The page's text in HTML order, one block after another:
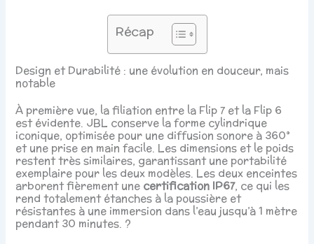
Récap
Design et Durabilité : une évolution en douceur, mais
notable
À première vue, la filiation entre la Flip 7 et la Flip 6
est évidente. JBL conserve la forme cylindrique
iconique, optimisée pour une diffusion sonore à 360°
et une prise en main facile. Les dimensions et le poids
restent très similaires, garantissant une portabilité
exemplaire pour les deux modèles. Les deux enceintes
arborent fièrement une certification IP67, ce qui les
rend totalement étanches à la poussière et
résistantes à une immersion dans l’eau jusqu’à 1 mètre
pendant 30 minutes. ?